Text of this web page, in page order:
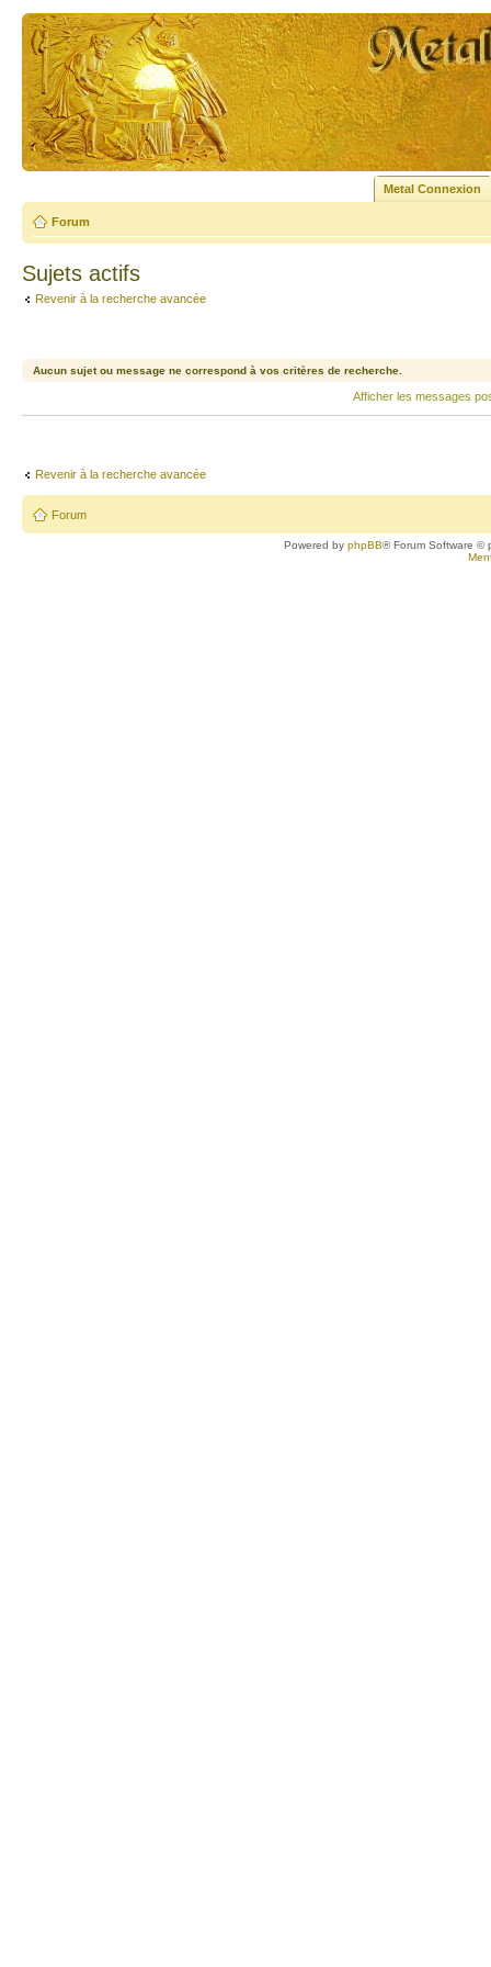
Metal Connexion
Forum
Sujets actifs
Revenir à la recherche avancée
Aucun sujet ou message ne correspond à vos critères de recherche.
Afficher les messages
Revenir à la recherche avancée
Forum
Powered byphpBB® Forum Software ©